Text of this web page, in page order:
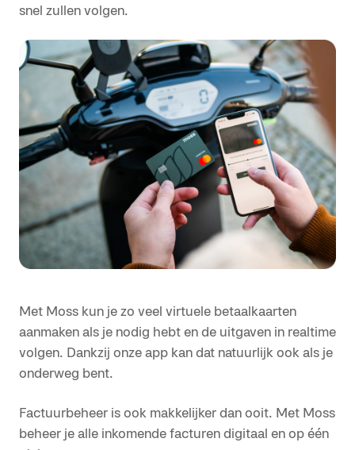
snel zullen volgen.
Met Moss kun je zo veel virtuele betaalkaarten
aanmaken als je nodig hebt en de uitgaven in realtime
volgen. Dankzij onze app kan dat natuurlijk ook als je
onderweg bent.
Factuurbeheer is ook makkelijker dan ooit. Met Moss
beheer je alle inkomende facturen digitaal en op één